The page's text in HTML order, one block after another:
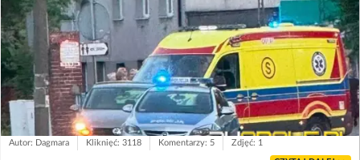
Autor: Dagmara Kliknięć: 3118 Komentarzy: 5 Zdjęć: 1